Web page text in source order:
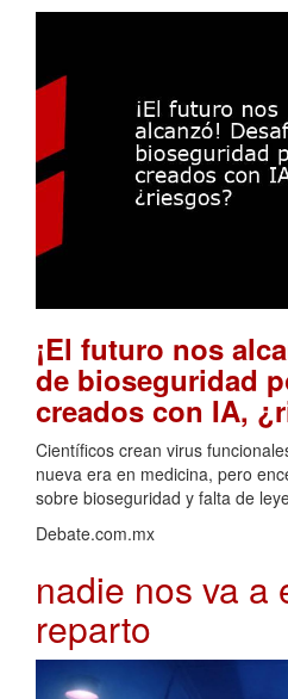
¡El futuro nos
de bioseguridad
creados con IA,
Científicos crean virus
nueva era en medicina, pero
sobre bioseguridad y falta de
Debate.com.mx
nadie nos va a
reparto